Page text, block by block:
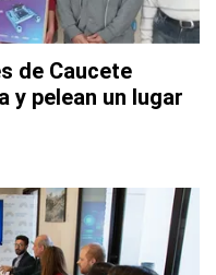
de Caucete
y pelean un lugar